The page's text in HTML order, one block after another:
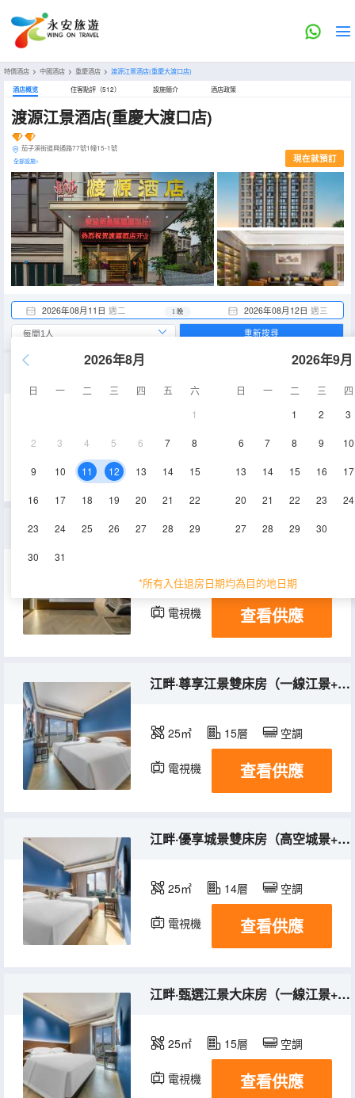
特價酒店 > 中國酒店 > 重慶酒店 > 渡源江景酒店(重慶大渡口店)
酒店概览 住客點評（512） 設施簡介 酒店政策
渡源江景酒店(重慶大渡口店)
茄子溪街道興通路77號1幢15-1號
全部設施> 現在就預訂
2026年08月11日 週二 2026年08月12日 週三
1 晚
2026年8月
日 一 二 三 四 五
六
1
2 3 4 5 6 7 8
9 10 11 12 13 14 15
16 17 18 19 20 21 22
23 24 25 26 27 28 29
30 31
2026年9月
日 一 二 三
四
1
2 3
6 7 8 9 10
13 14 15 16 17
20 21 22 23 24
27 28 29 30
*所有入住退房日期均為目的地日期
重新搜尋
25-30㎡ 空調
25-30㎡ 15層
電視機 查看供應
江畔·尊享江景雙床房（一線江景+LED化粧鏡）
25㎡ 15層 空調
電視機 查看供應
江畔·優享城景雙床房（高空城景+LED化粧鏡）
25㎡ 14層 空調
電視機 查看供應
江畔·甄選江景大床房（一線江景+LED化粧鏡）
25㎡ 15層 空調
電視機 查看供應